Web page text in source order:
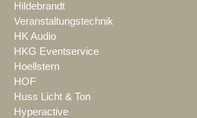
Hildebrandt
Veranstaltungstechnik
HK Audio
HKG Eventservice
Hoellstern
HOF
Huss Licht & Ton
Hyperactive